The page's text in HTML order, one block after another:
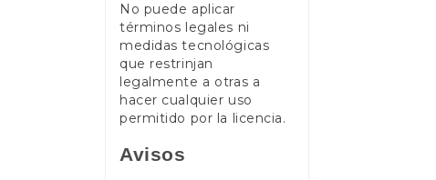
No puede aplicar
términos legales ni
medidas tecnológicas
que restrinjan
legalmente a otras a
hacer cualquier uso
permitido por la licencia.
Avisos